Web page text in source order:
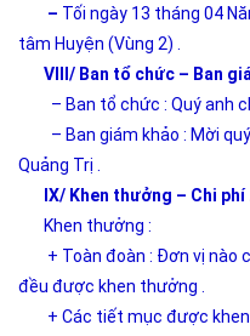
– Tối ngày 13 tháng 04
tâm Huyện (Vùng 2) .
VIII/ Ban tổ chức – Ban
– Ban tổ chức : Quý anh
– Ban giám khảo : Mời quý
Quảng Trị .
IX/ Khen thưởng – Chi phí
Khen thưởng :
+ Toàn đoàn : Đơn vị nào
đều được khen thưởng .
+ Các tiết mục được khen